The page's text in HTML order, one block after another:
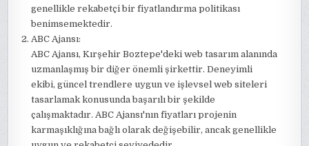
genellikle rekabetçi bir fiyatlandırma politikası
benimsemektedir.
ABC Ajansı:
ABC Ajansı, Kırşehir Boztepe'deki web tasarım alanında
uzmanlaşmış bir diğer önemli şirkettir. Deneyimli
ekibi, güncel trendlere uygun ve işlevsel web siteleri
tasarlamak konusunda başarılı bir şekilde
çalışmaktadır. ABC Ajansı'nın fiyatları projenin
karmaşıklığına bağlı olarak değişebilir, ancak genellikle